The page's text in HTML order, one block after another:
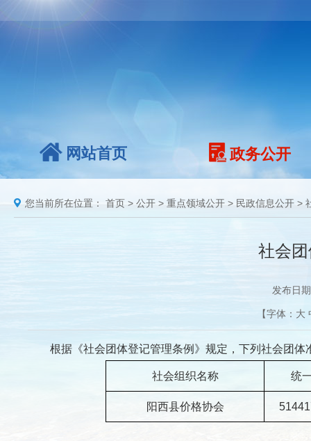
网站首页 政务公开
您当前所在位置： 首页 > 公开 > 重点领域公开 > 民政信息公开 >
社会
发布日
【字体： 大
根据《社会团体登记管理条例》规定，下列社会团体
社会组织名称 统
阳西县价格协会